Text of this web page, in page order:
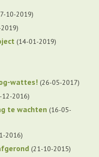
10-2019
14-01-2019
wattes! 26-05-2017
12-2016
te wachten 16-05-
2016
21-10-2015